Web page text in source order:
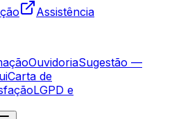
Assistência
OuvidoriaSugestão —
Carta de
LGPD e